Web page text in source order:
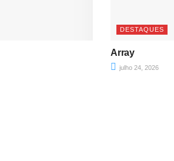
DESTAQUES
Array
julho 24, 2026